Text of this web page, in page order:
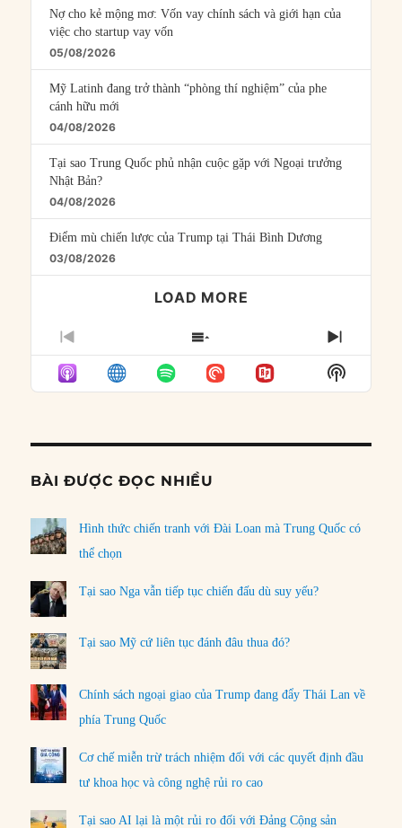
Nợ cho kẻ mộng mơ: Vốn vay chính sách và giới hạn của
việc cho startup vay vốn
05/08/2026
Mỹ Latinh đang trở thành “phòng thí nghiệm” của phe
cánh hữu mới
04/08/2026
Tại sao Trung Quốc phủ nhận cuộc gặp với Ngoại trưởng
Nhật Bản?
04/08/2026
Điểm mù chiến lược của Trump tại Thái Bình Dương
03/08/2026
LOAD MORE
PREVIOUS
EPISODE
SHOW
EPISODES
LIST
NEXT
Show
Podcast
BÀI ĐƯỢC ĐỌC NHIỀU
Hình thức chiến tranh với Đài Loan mà Trung Quốc có
thể chọn
Tại sao Nga vẫn tiếp tục chiến đấu dù suy yếu?
Tại sao Mỹ cứ liên tục đánh đâu thua đó?
Chính sách ngoại giao của Trump đang đẩy Thái Lan về
phía Trung Quốc
Cơ chế miễn trừ trách nhiệm đối với các quyết định đầu
tư khoa học và công nghệ rủi ro cao
Tại sao AI lại là một rủi ro đối với Đảng Cộng sản